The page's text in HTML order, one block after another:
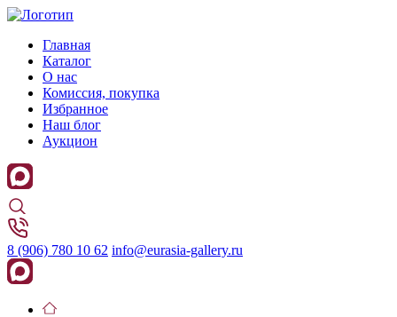
Главная
Каталог
О нас
Комиссия, покупка
Избранное
Наш блог
Аукцион
8 (906) 780 10 62 info@eurasia-gallery.ru